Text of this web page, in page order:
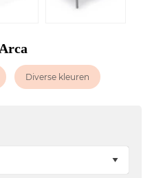
Diverse kleuren